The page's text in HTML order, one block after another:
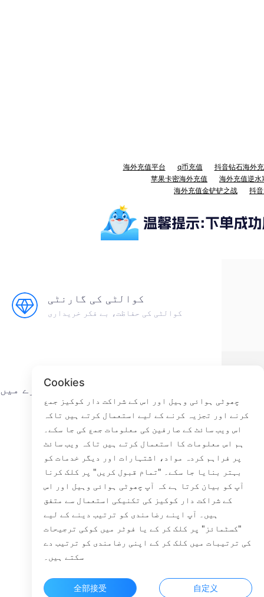
海外充值平台 q币充值
抖音钻石海外
苹果卡密海外充值
海外充值逆水
海外充值金铲铲之战
抖
کوالٹی کی گارنٹی
کوالٹی کی حفاظت، بے فکر خریداری
تھوڑی سی مچھلی کے بارے میں
ہم سے رابطہ کریں
ترسیل کا عمل
واپسی کا عمل
ہمارے بارے میں
ROOM
Cookies
چھوٹی ہوائی وہیل اور اس کے شراکت دار کوکیز جمع
کرنے اور تجزیہ کرنے کے لیے استعمال کرتے ہیں تاکہ
اس ویب سائٹ کے صارفین کی معلومات جمع کی جا سکے۔
ہم اس معلومات کا استعمال کرتے ہیں تاکہ ویب سائٹ
پر فراہم کردہ مواد، اشتہارات اور دیگر خدمات کو
بہتر بنایا جا سکے۔ "تمام قبول کریں" پر کلک کرنا
آپ کو بیان کرتا ہے کہ آپ چھوٹی ہوائی وہیل اور اس
کے شراکت دار کوکیز کی تکنیکی استعمال سے متفق
ہیں۔ آپ اپنے رضامندی کو ترتیب دینے کے لیے
"کسٹمائز" پر کلک کر کے یا فوٹر میں کوکی ترجیحات
کی ترتیبات میں کلک کر کے اپنی رضامندی کو ترتیب دے
سکتے ہیں۔
全部接受 自定义